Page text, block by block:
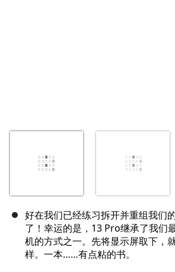
好在我们已经练习拆开并重组我们
了！幸运的是，13 Pro继承了我们
机的方式之一。先将显示屏取下，
样。一本……有点粘的书。